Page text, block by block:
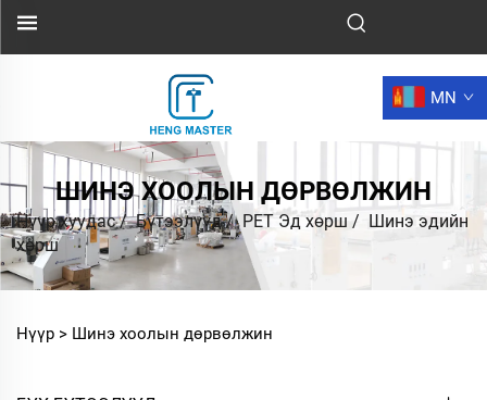
MN
ШИНЭ ХООЛЫН ДӨРВӨЛЖИН
Нүүр хуудас/Бүтээлүүд/PET Эд хөрш / Шинэ эдийн
хөрш
Нүүр > Шинэ хоолын дөрвөлжин